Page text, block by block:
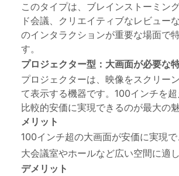
このタイプは、ブレインストーミン
ド会議、クリエイティブなレビュー
のインタラクションが重要な場面で
す。
プロジェクター型：大画面が必要な
プロジェクターは、映像をスクリー
て表示する機器です。100インチを
比較的安価に実現できるのが最大の魅
メリット
100インチ超の大画面が安価に実現で
大会議室やホールなど広い空間に適
デメリット